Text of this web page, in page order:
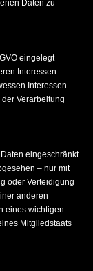
Daten zu
eingelegt
Interessen
Interessen
Verarbeitung
eingeschränkt
– nur mit
oder Verteidigung
anderen
eines wichtigen
Mitgliedstaats